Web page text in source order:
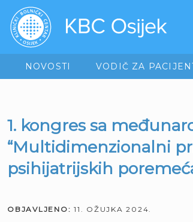
NOVOSTI VODIČ ZA
1. kongres sa
“Multidimenzionalni
psihijatrijskih
OBJAVLJENO: 11. OŽUJKA 2024.